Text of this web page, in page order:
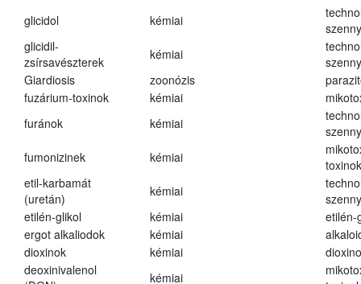
glicidol
kémiai
glicidil-
zsírsavészterek
kémiai
Giardiosis
zoonózis
fuzárium-toxinok
kémiai
furánok
kémiai
fumonizinek
kémiai
toxinok
etil-karbamát
(uretán)
kémiai
etilén-glikol
kémiai
etilén-
ergot alkaliodok
kémiai
dioxinok
kémiai
deoxinivalenol
kémiai